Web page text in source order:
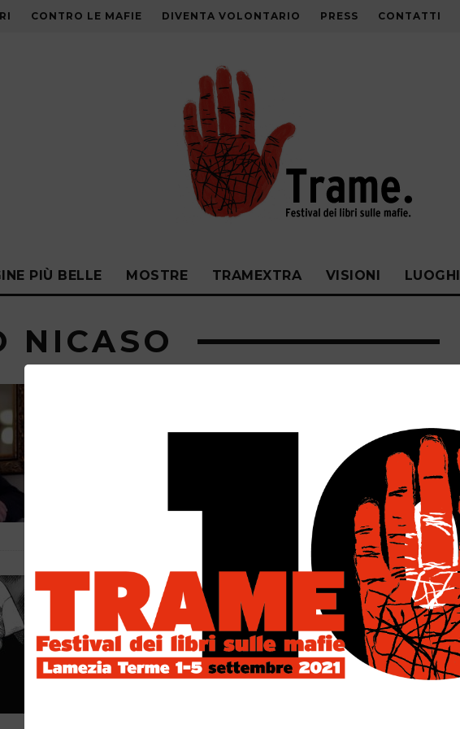
CONTRO LE MAFIE DIVENTA VOLONTARIO PRESS CONTATTI
PIÙ BELLE MOSTRE TRAMEXTRA VISIONI LUOGHI
NICASO
Antonio Nicaso, storico delle organizzazioni criminali, è uno dei massimi
esperti di ’ndrangheta nel mondo. Ha scritto trenta libri, tra cui alcuni
PADRINI E PADRONI – COME LA
‘NDRANGHETA È DIVENTATA
CLASSE DIRIGENTE
EDITORE SOCIAL 16 GIUGNO 2017
«NICOLA GRATTERI E ANTONIO NICASO PADRINI E PADRONI COME LA